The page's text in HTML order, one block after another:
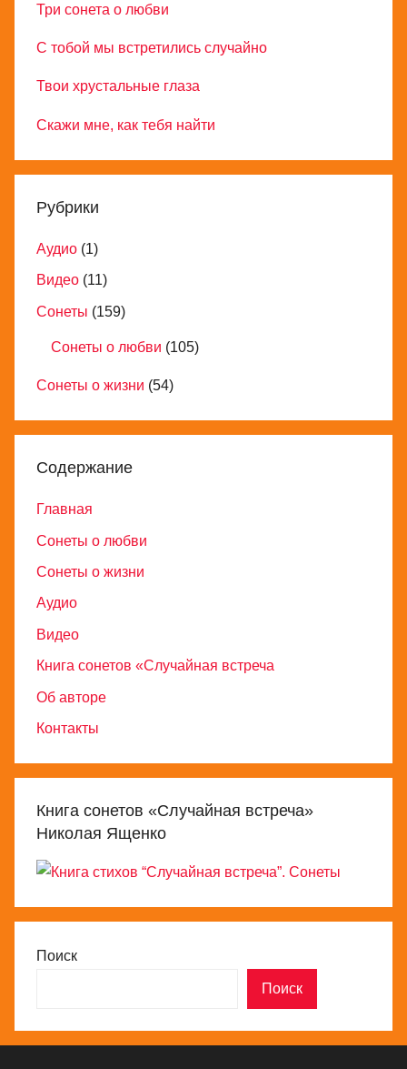
Три сонета о любви
С тобой мы встретились случайно
Твои хрустальные глаза
Скажи мне, как тебя найти
Рубрики
Аудио (1)
Видео (11)
Сонеты (159)
Сонеты о любви (105)
Сонеты о жизни (54)
Содержание
Главная
Сонеты о любви
Сонеты о жизни
Аудио
Видео
Книга сонетов «Случайная встреча
Об авторе
Контакты
Книга сонетов «Случайная встреча»
Николая Ященко
Поиск
Поиск